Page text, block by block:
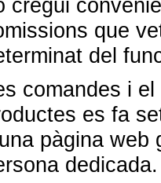
que
del
comandes i
es fa
pàgina
dedicada.